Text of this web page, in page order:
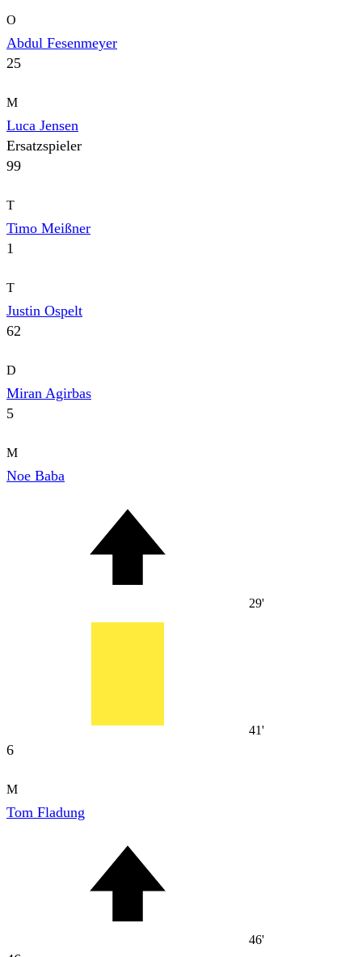
O
Abdul Fesenmeyer
25
M
Luca Jensen
Ersatzspieler
99
T
Timo Meißner
1
T
Justin Ospelt
62
D
Miran Agirbas
5
M
Noe Baba
29'
41'
6
M
Tom Fladung
46'